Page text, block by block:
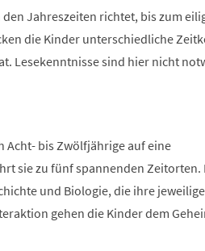
Jahreszeiten richtet, bis zum
die Kinder unterschiedliche
Lesekenntnisse sind hier nicht
Acht- bis Zwölfjährige auf eine
sie zu fünf spannenden Zeitorten.
und Biologie, die ihre
gehen die Kinder dem